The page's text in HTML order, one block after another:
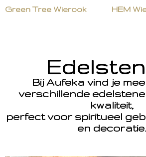
Green Tree Wierook HEM
Bij Aufeka vind je
verschillende
kwaliteit,
perfect voor spiritueel
en decoratie.